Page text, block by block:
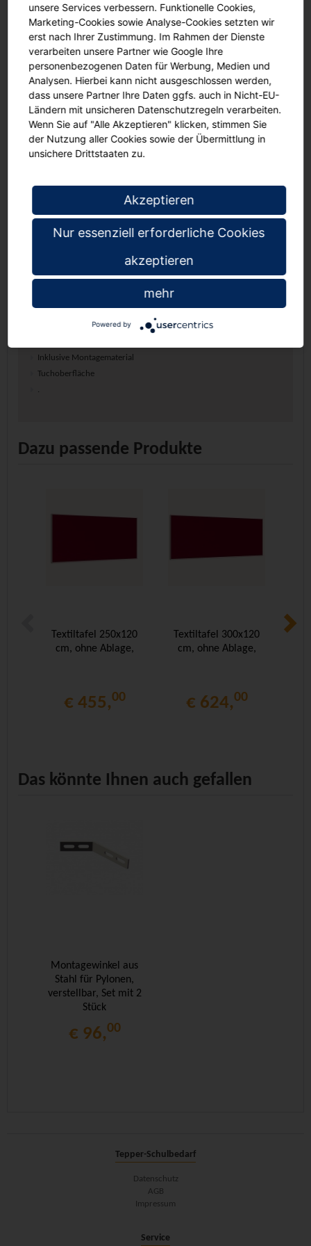
Das Montagematerial und eine Bauanleitung sind im Lieferumfang
enthalten.
Die Lieferung erfolgt in den gewünschten Raum.
Details zum Produkt:
Textil-Oberfläche, pinn- oder klettbar
Trägerplatte ist eine Hartfaserplatte
inklusive Montagematerial
Lieferung in den gewünschten Raum
Maße:
Arbeitsfläche (B/H): 130x100 cm
Inklusive Montagematerial
Tuchoberfläche
.
Dazu passende Produkte
Textiltafel 250x120
cm, ohne Ablage,
€ 455,00
Textiltafel 300x120
cm, ohne Ablage,
€ 624,00
Das könnte Ihnen auch gefallen
Montagewinkel aus
Stahl für Pylonen,
verstellbar, Set mit 2
Stück
€ 96,00
Tepper-Schulbedarf
Datenschutz
AGB
Impressum
Service
unsere Services verbessern. Funktionelle Cookies,
Marketing-Cookies sowie Analyse-Cookies setzten wir
erst nach Ihrer Zustimmung. Im Rahmen der Dienste
verarbeiten unsere Partner wie Google Ihre
personenbezogenen Daten für Werbung, Medien und
Analysen. Hierbei kann nicht ausgeschlossen werden,
dass unsere Partner Ihre Daten ggfs. auch in Nicht-EU-
Ländern mit unsicheren Datenschutzregeln verarbeiten.
Wenn Sie auf "Alle Akzeptieren" klicken, stimmen Sie
der Nutzung aller Cookies sowie der Übermittlung in
unsichere Drittstaaten zu.
Akzeptieren
Nur essenziell erforderliche Cookies
akzeptieren
mehr
Powered by